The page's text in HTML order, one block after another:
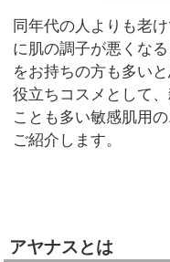
同年代の人よりも老
に肌の調子が悪くな
をお持ちの方も多い
役立ちコスメとして
ことも多い敏感肌用
ご紹介します。
アヤナスとは